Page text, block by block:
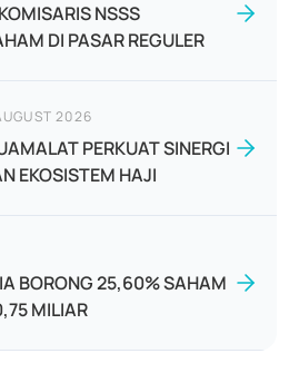
NSSS
DI PASAR REGULER
2026
PERKUAT SINERGI
EKOSISTEM HAJI
BORONG 25,60% SAHAM
MILIAR